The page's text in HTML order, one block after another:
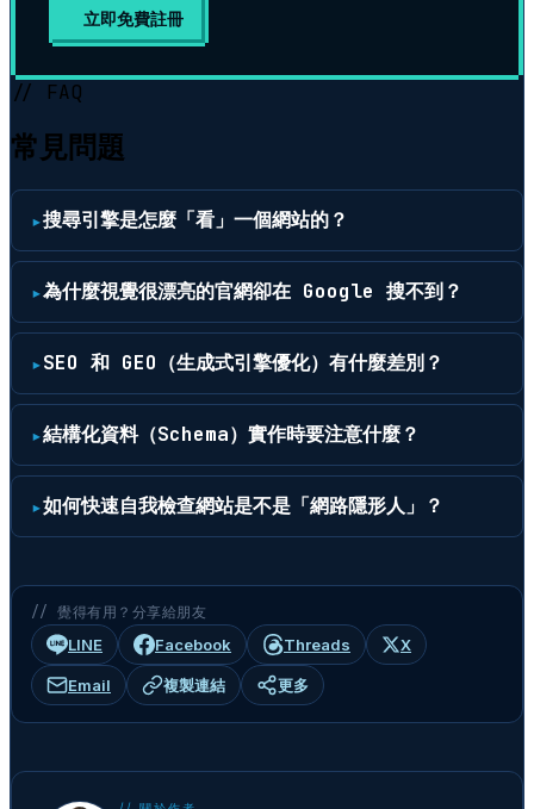
立即免費註冊
// FAQ
常見問題
搜尋引擎是怎麼「看」一個網站的？
為什麼視覺很漂亮的官網卻在 Google 搜不到？
SEO 和 GEO（生成式引擎優化）有什麼差別？
結構化資料（Schema）實作時要注意什麼？
如何快速自我檢查網站是不是「網路隱形人」？
// 覺得有用？分享給朋友
LINE Facebook Threads X
Email 複製連結 更多